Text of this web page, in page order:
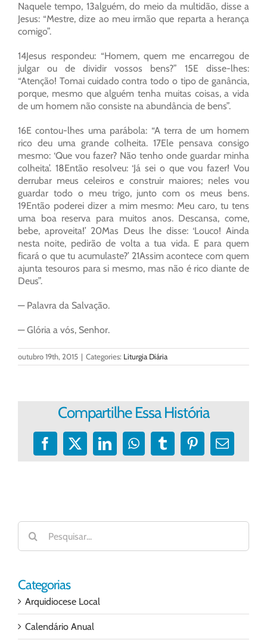
Naquele tempo, 13alguém, do meio da multidão, disse a
Jesus: “Mestre, dize ao meu irmão que reparta a herança
comigo”.
14Jesus respondeu: “Homem, quem me encarregou de
julgar ou de dividir vossos bens?” 15E disse-lhes:
“Atenção! Tomai cuidado contra todo o tipo de ganância,
porque, mesmo que alguém tenha muitas coisas, a vida
de um homem não consiste na abundância de bens”.
16E contou-lhes uma parábola: “A terra de um homem
rico deu uma grande colheita. 17Ele pensava consigo
mesmo: ‘Que vou fazer? Não tenho onde guardar minha
colheita’. 18Então resolveu: ‘Já sei o que vou fazer! Vou
derrubar meus celeiros e construir maiores; neles vou
guardar todo o meu trigo, junto com os meus bens.
19Então poderei dizer a mim mesmo: Meu caro, tu tens
uma boa reserva para muitos anos. Descansa, come,
bebe, aproveita!’ 20Mas Deus lhe disse: ‘Louco! Ainda
nesta noite, pedirão de volta a tua vida. E para quem
ficará o que tu acumulaste?’ 21Assim acontece com quem
ajunta tesouros para si mesmo, mas não é rico diante de
Deus”.
— Palavra da Salvação.
— Glória a vós, Senhor.
outubro 19th, 2015 | Categories: Liturgia Diária
Compartilhe Essa História
Facebook
X LinkedInWhatsApp
TumblrPinterest
E-
Buscar
resultados
para:
Categorias
Arquidiocese Local
Calendário Anual